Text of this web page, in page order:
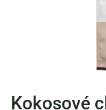
Kokosové